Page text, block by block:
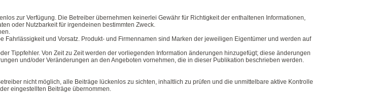
zur Verfügung. Die Betreiber übernehmen keinerlei Gewähr für Richtigkeit der enthaltenen Informationen,
oder Nutzbarkeit für irgendeinen bestimmten Zweck.
und Vorsatz. Produkt- und Firmennamen sind Marken der jeweiligen Eigentümer und werden auf
Tippfehler. Von Zeit zu Zeit werden der vorliegenden Information änderungen hinzugefügt; diese änderungen
und/oder Veränderungen an den Angeboten vornehmen, die in dieser Publikation beschrieben werden.
nicht möglich, alle Beiträge lückenlos zu sichten, inhaltlich zu prüfen und die unmittelbare aktive Kontrolle
eingestellten Beiträge übernommen.